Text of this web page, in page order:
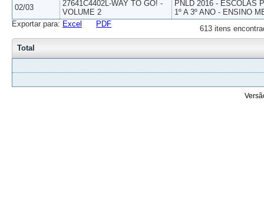
02/03
27641C4402L-WAY TO GO! -
VOLUME 2
PNLD 2016 - ESCOLAS
1º A 3º ANO - ENSINO
613 itens
Exportar para: Excel PDF
Total